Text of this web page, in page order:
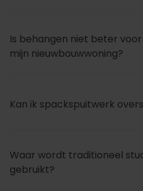
Is behangen niet beter
mijn nieuwbouwwoning?
Kan ik spackspuitwerk
Waar wordt traditioneel
gebruikt?